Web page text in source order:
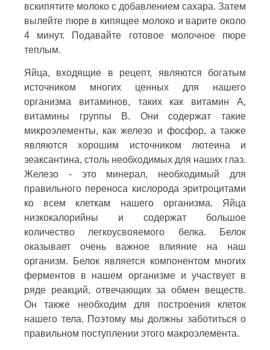
вскипятите молоко с добавлением сахара. Затем
вылейте пюре в кипящее молоко и варите около
4 минут. Подавайте готовое молочное пюре
теплым.
Яйца, входящие в рецепт, являются богатым
источником многих ценных для нашего
организма витаминов, таких как витамин А,
витамины группы В. Они содержат такие
микроэлементы, как железо и фосфор, а также
являются хорошим источником лютеина и
зеаксантина, столь необходимых для наших глаз.
Железо - это минерал, необходимый для
правильного переноса кислорода эритроцитами
ко всем клеткам нашего организма. Яйца
низкокалорийны и содержат большое
количество легкоусвояемого белка. Белок
оказывает очень важное влияние на наш
организм. Белок является компонентом многих
ферментов в нашем организме и участвует в
ряде реакций, отвечающих за обмен веществ.
Он также необходим для построения клеток
нашего тела. Поэтому мы должны заботиться о
правильном поступлении этого макроэлемента.